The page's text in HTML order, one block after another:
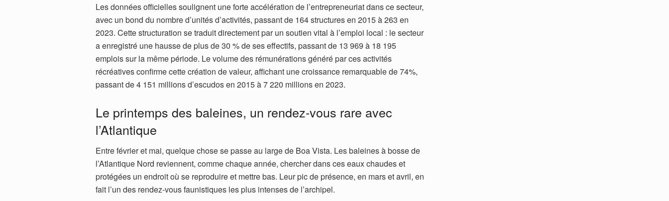
Les données officielles soulignent une forte accélération de l’entrepreneuriat dans ce secteur,
avec un bond du nombre d’unités d’activités, passant de 164 structures en 2015 à 263 en
2023. Cette structuration se traduit directement par un soutien vital à l’emploi local : le secteur
a enregistré une hausse de plus de 30 % de ses effectifs, passant de 13 969 à 18 195
emplois sur la même période. Le volume des rémunérations généré par ces activités
récréatives confirme cette création de valeur, affichant une croissance remarquable de 74%,
passant de 4 151 millions d’escudos en 2015 à 7 220 millions en 2023.
Le printemps des baleines, un rendez-vous rare avec
l’Atlantique
Entre février et mai, quelque chose se passe au large de Boa Vista. Les baleines à bosse de
l’Atlantique Nord reviennent, comme chaque année, chercher dans ces eaux chaudes et
protégées un endroit où se reproduire et mettre bas. Leur pic de présence, en mars et avril, en
fait l’un des rendez-vous faunistiques les plus intenses de l’archipel.